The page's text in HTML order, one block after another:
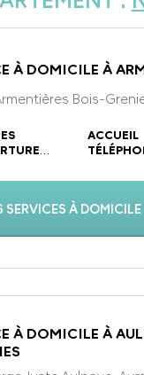
À DOMICILE À
Bois-
DE 09H00 À
ACCUEIL
17H00
SERVICES À DOMICILE
À DOMICILE À